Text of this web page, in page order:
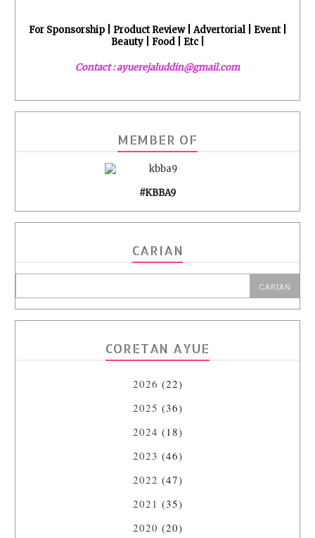
For Sponsorship | Product Review | Advertorial | Event |
Beauty | Food | Etc |
Contact : ayuerejaluddin@gmail.com
MEMBER OF
#KBBA9
CARIAN
CORETAN AYUE
2026 (22)
2025 (36)
2024 (18)
2023 (46)
2022 (47)
2021 (35)
2020 (20)